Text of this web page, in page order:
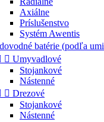
Axiálne
Príslušenstvo
Systém Awentis
batérie (podľa
 Umyvadlové
Stojankové
Nástenné
 Drezové
Stojankové
Nástenné